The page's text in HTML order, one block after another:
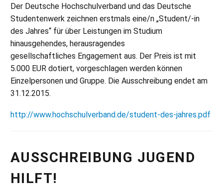
Der Deutsche Hochschulverband und das Deutsche
Studentenwerk zeichnen erstmals eine/n „Student/-in
des Jahres“ für über Leistungen im Studium
hinausgehendes, herausragendes
gesellschaftliches Engagement aus. Der Preis ist mit
5.000 EUR dotiert, vorgeschlagen werden können
Einzelpersonen und Gruppe. Die Ausschreibung endet am
31.12.2015.
http://www.hochschulverband.de/student-des-jahres.pdf
AUSSCHREIBUNG JUGEND
HILFT!